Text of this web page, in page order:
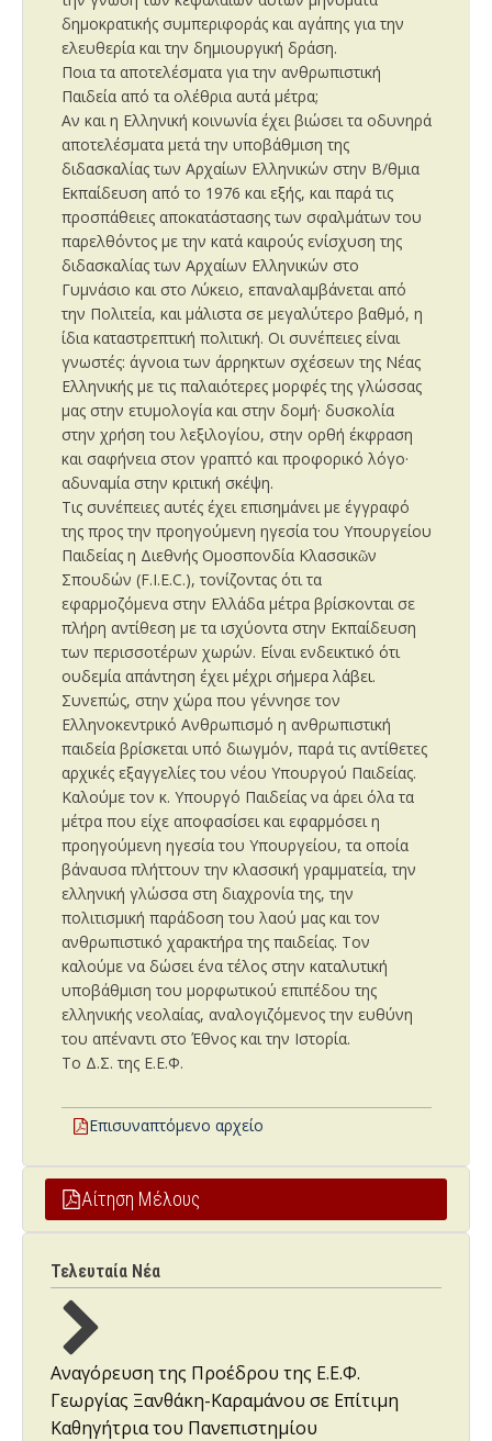
δημοκρατικής συμπεριφοράς και αγάπης για την
ελευθερία και την δημιουργική δράση.
Ποια τα αποτελέσματα για την ανθρωπιστική
Παιδεία από τα ολέθρια αυτά μέτρα;
Αν και η Ελληνική κοινωνία έχει βιώσει τα οδυνηρά
αποτελέσματα μετά την υποβάθμιση της
διδασκαλίας των Αρχαίων Ελληνικών στην Β/θμια
Εκπαίδευση από το 1976 και εξής, και παρά τις
προσπάθειες αποκατάστασης των σφαλμάτων του
παρελθόντος με την κατά καιρούς ενίσχυση της
διδασκαλίας των Αρχαίων Ελληνικών στο
Γυμνάσιο και στο Λύκειο, επαναλαμβάνεται από
την Πολιτεία, και μάλιστα σε μεγαλύτερο βαθμό, η
ίδια καταστρεπτική πολιτική. Οι συνέπειες είναι
γνωστές: άγνοια των άρρηκτων σχέσεων της Νέας
Ελληνικής με τις παλαιότερες μορφές της γλώσσας
μας στην ετυμολογία και στην δομή· δυσκολία
στην χρήση του λεξιλογίου, στην ορθή έκφραση
και σαφήνεια στον γραπτό και προφορικό λόγο·
αδυναμία στην κριτική σκέψη.
Τις συνέπειες αυτές έχει επισημάνει με έγγραφό
της προς την προηγούμενη ηγεσία του Υπουργείου
Παιδείας η Διεθνής Ομοσπονδία Κλασσικῶν
Σπουδών (F.I.E.C.), τονίζοντας ότι τα
εφαρμοζόμενα στην Ελλάδα μέτρα βρίσκονται σε
πλήρη αντίθεση με τα ισχύοντα στην Εκπαίδευση
των περισσοτέρων χωρών. Είναι ενδεικτικό ότι
ουδεμία απάντηση έχει μέχρι σήμερα λάβει.
Συνεπώς, στην χώρα που γέννησε τον
Ελληνοκεντρικό Ανθρωπισμό η ανθρωπιστική
παιδεία βρίσκεται υπό διωγμόν, παρά τις αντίθετες
αρχικές εξαγγελίες του νέου Υπουργού Παιδείας.
Καλούμε τον κ. Υπουργό Παιδείας να άρει όλα τα
μέτρα που είχε αποφασίσει και εφαρμόσει η
προηγούμενη ηγεσία του Υπουργείου, τα οποία
βάναυσα πλήττουν την κλασσική γραμματεία, την
ελληνική γλώσσα στη διαχρονία της, την
πολιτισμική παράδοση του λαού μας και τον
ανθρωπιστικό χαρακτήρα της παιδείας. Τον
καλούμε να δώσει ένα τέλος στην καταλυτική
υποβάθμιση του μορφωτικού επιπέδου της
ελληνικής νεολαίας, αναλογιζόμενος την ευθύνη
του απέναντι στο Έθνος και την Ιστορία.
Το Δ.Σ. της Ε.Ε.Φ.
Επισυναπτόμενο αρχείο
Αίτηση Μέλους
Τελευταία Νέα
Αναγόρευση της Προέδρου της Ε.Ε.Φ.
Γεωργίας Ξανθάκη-Καραμάνου σε Επίτιμη
Καθηγήτρια του Πανεπιστημίου